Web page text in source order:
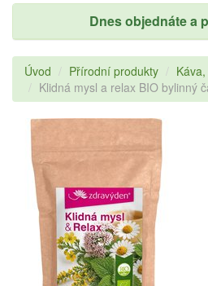
Dnes objednáte a
Úvod Přírodní produkty
Klidná mysl a relax BIO bylinný